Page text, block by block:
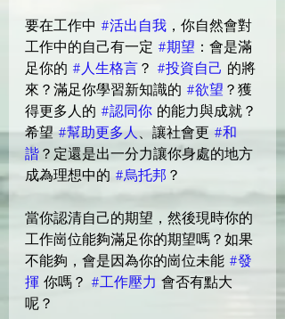
要在工作中 #活出自我 ，你自然會對
工作中的自己有一定 #期望 ：會是滿
足你的 #人生格言？ #投資自己 的將
來？滿足你學習新知識的 #欲望 ？獲
得更多人的 #認同你 的能力與成就？
希望 #幫助更多人、讓社會更 #和
諧？定還是出一分力讓你身處的地方
成為理想中的 #烏托邦 ？
當你認清自己的期望，然後現時你的
工作崗位能夠滿足你的期望嗎？如果
不能夠，會是因為你的崗位未能 #發
揮 你嗎？ #工作壓力 會否有點大
呢？